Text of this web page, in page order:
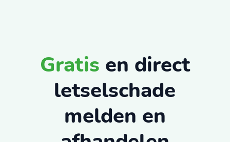
Gratis en direct
letselschade
melden en